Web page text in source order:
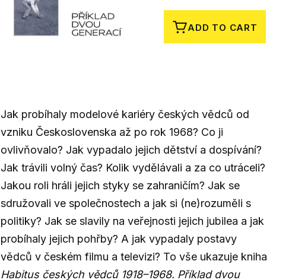
ADD TO CART
Jak probíhaly modelové kariéry českých vědců od
vzniku Československa až po rok 1968? Co ji
ovlivňovalo? Jak vypadalo jejich dětství a dospívání?
Jak trávili volný čas? Kolik vydělávali a za co utráceli?
Jakou roli hráli jejich styky se zahraničím? Jak se
sdružovali ve společnostech a jak si (ne)rozuměli s
politiky? Jak se slavily na veřejnosti jejich jubilea a jak
probíhaly jejich pohřby? A jak vypadaly postavy
vědců v českém filmu a televizi? To vše ukazuje kniha
Habitus českých vědců 1918–1968. Příklad dvou